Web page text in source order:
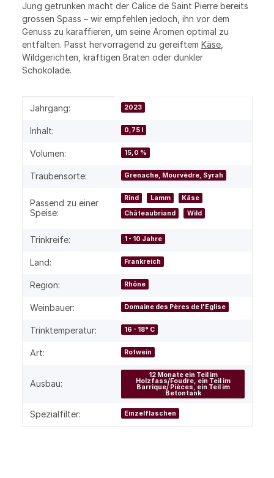
Jung getrunken macht der Calice de Saint Pierre bereits
grossen Spass – wir empfehlen jedoch, ihn vor dem
Genuss zu karaffieren, um seine Aromen optimal zu
entfalten. Passt hervorragend zu gereiftem Käse
Wildgerichten, kräftigen Braten oder dunkler
Schokolade.
Produkteigenschaft
Wert
Jahrgang: 2023
Inhalt: 0,75 l
Volumen: 15,0 %
Traubensorte: Grenache, Mourvèdre, Syrah
Passend zu einer
Speise:
Rind Lamm
Käse
Châteaubriand
Wild
Trinkreife: 1 - 10 Jahre
Land: Frankreich
Region: Rhône
Weinbauer: Domaine des Pères de l'Eglise
Trinktemperatur: 16 - 18° C
Art: Rotwein
Ausbau:
12 Monate ein Teil im
Holzfass/Foudre, ein Teil im
Barrique/ Pièces, ein Teil im
Betontank
Spezialfilter: Einzelflaschen